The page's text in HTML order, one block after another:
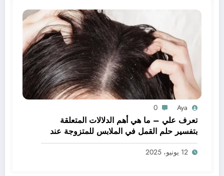
Aya
0
تعرف علي – ما هي أهم الدلالات المتعلقة
بتفسير حلم القمل في الملابس للمتزوجة عند
ابن سيرين؟ – بالتفصيل
12 يونيو، 2025